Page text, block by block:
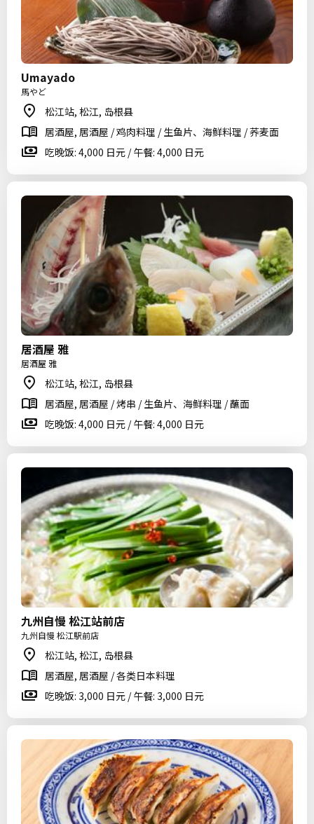
Umayado
馬やど
松江站, 松江, 岛根县
居酒屋, 居酒屋 / 鸡肉料理 / 生鱼片、海鲜料理 / 荞麦面
吃晚饭: 4,000 日元 / 午餐: 4,000 日元
居酒屋 雅
居酒屋 雅
松江站, 松江, 岛根县
居酒屋, 居酒屋 / 烤串 / 生鱼片、海鲜料理 / 蘸面
吃晚饭: 4,000 日元 / 午餐: 4,000 日元
九州自慢 松江站前店
九州自慢 松江駅前店
松江站, 松江, 岛根县
居酒屋, 居酒屋 / 各类日本料理
吃晚饭: 3,000 日元 / 午餐: 3,000 日元